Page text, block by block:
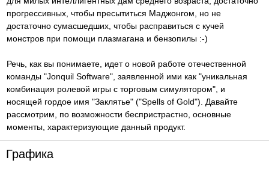
прогрессивных, чтобы пресытиться Маджонгом, но не
достаточно сумасшедших, чтобы расправиться с кучей
монстров при помощи плазмагана и бензопилы :-)
Речь, как вы понимаете, идет о новой работе отечественной
команды "Jonquil Software", заявленной ими как "уникальная
комбинация ролевой игры с торговым симулятором", и
носящей гордое имя "Заклятье" ("Spells of Gold"). Давайте
рассмотрим, по возможности беспристрастно, основные
моменты, характеризующие данный продукт.
Графика